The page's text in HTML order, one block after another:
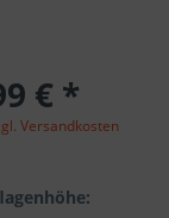
€ *
Versandkosten